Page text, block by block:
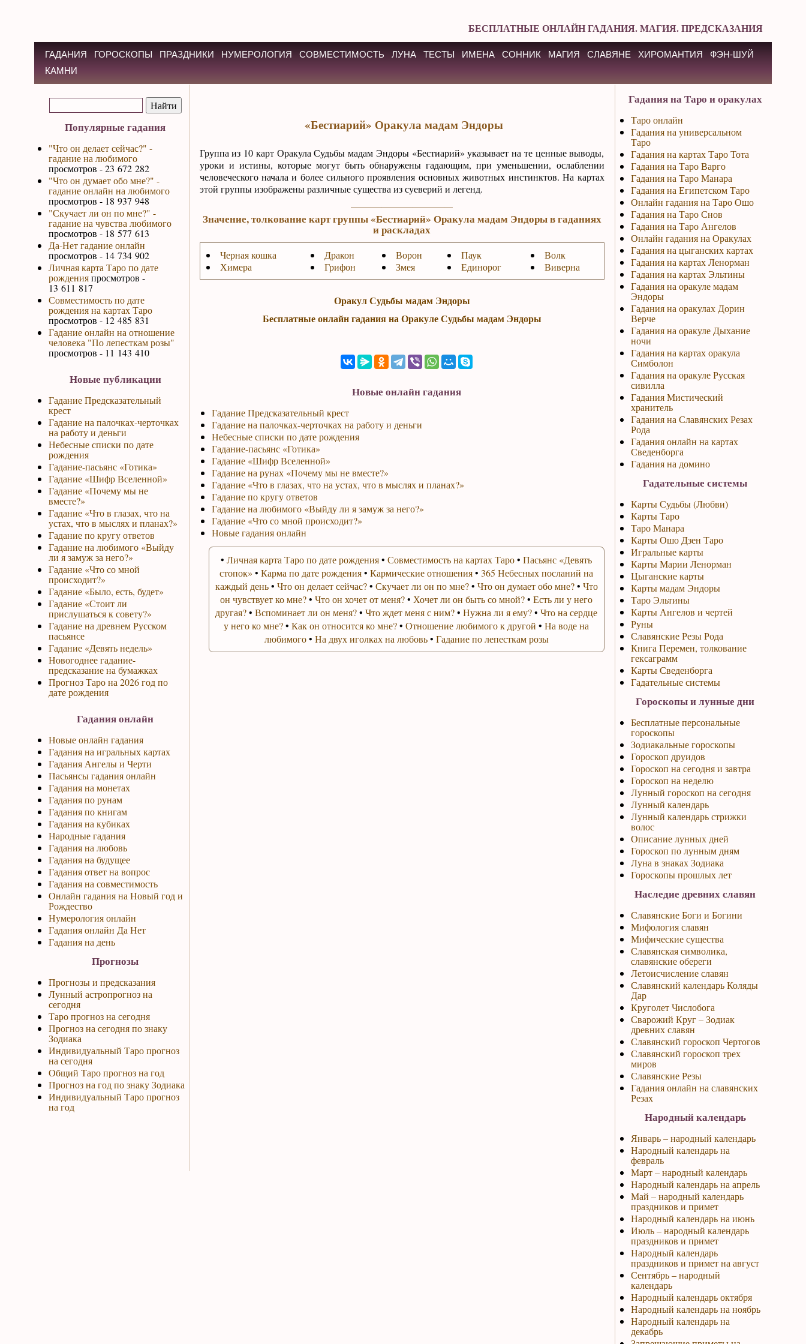
БЕСПЛАТНЫЕ ОНЛАЙН ГАДАНИЯ. МАГИЯ. ПРЕДСКАЗАНИЯ
ГАДАНИЯ ГОРОСКОПЫ ПРАЗДНИКИ НУМЕРОЛОГИЯ СОВМЕСТИМОСТЬ ЛУНА ТЕСТЫ ИМЕНА СОННИК МАГИЯ СЛАВЯНЕ ХИРОМАНТИЯ
ФЭН-ШУЙ
КАМНИ
Популярные гадания
"Что он делает сейчас?" -
гадание на любимого
просмотров - 23 672 282
"Что он думает обо мне?" -
гадание онлайн на любимого
просмотров - 18 937 948
"Скучает ли он по мне?" -
гадание на чувства любимого
просмотров - 18 577 613
Да-Нет гадание онлайн
просмотров - 14 734 902
Личная карта Таро по дате
рожденияпросмотров -
13 611 817
Совместимость по дате
рождения на картах Таро
просмотров - 12 485 831
Гадание онлайн на отношение
человека "По лепесткам розы"
просмотров - 11 143 410
Новые публикации
Гадание Предсказательный
крест
Гадание на палочках-черточках
на работу и деньги
Небесные списки по дате
рождения
Гадание-пасьянс «Готика»
Гадание «Шифр Вселенной»
Гадание «Почему мы не
вместе?»
Гадание «Что в глазах, что на
устах, что в мыслях и планах?»
Гадание по кругу ответов
Гадание на любимого «Выйду
ли я замуж за него?»
Гадание «Что со мной
происходит?»
Гадание «Было, есть, будет»
Гадание «Стоит ли
прислушаться к совету?»
Гадание на древнем Русском
пасьянсе
Гадание «Девять недель»
Новогоднее гадание-
предсказание на бумажках
Прогноз Таро на 2026 год по
дате рождения
Гадания онлайн
Новые онлайн гадания
Гадания на игральных картах
Гадания Ангелы и Черти
Пасьянсы гадания онлайн
Гадания на монетах
Гадания по рунам
Гадания по книгам
Гадания на кубиках
Народные гадания
Гадания на любовь
Гадания на будущее
Гадания ответ на вопрос
Гадания на совместимость
Онлайн гадания на Новый год и
Рождество
Нумерология онлайн
Гадания онлайн Да Нет
Гадания на день
Прогнозы
Прогнозы и предсказания
Лунный астропрогноз на
сегодня
Таро прогноз на сегодня
Прогноз на сегодня по знаку
Зодиака
Индивидуальный Таро прогноз
на сегодня
Общий Таро прогноз на год
Прогноз на год по знаку Зодиака
Индивидуальный Таро прогноз
на год
«Бестиарий» Оракула мадам Эндоры
Группа из 10 карт Оракула Судьбы мадам Эндоры «Бестиарий» указывает на те ценные выводы,
уроки и истины, которые могут быть обнаружены гадающим, при уменьшении, ослаблении
человеческого начала и более сильного проявления основных животных инстинктов. На картах
этой группы изображены различные существа из суеверий и легенд.
Значение, толкование карт группы «Бестиарий» Оракула мадам Эндоры в гаданиях
и раскладах
Черная кошка
Химера
Дракон
Грифон
Ворон
Змея
Паук
Единорог
Волк
Виверна
Оракул Судьбы мадам Эндоры
Бесплатные онлайн гадания на Оракуле Судьбы мадам Эндоры
Новые онлайн гадания
Гадание Предсказательный крест
Гадание на палочках-черточках на работу и деньги
Небесные списки по дате рождения
Гадание-пасьянс «Готика»
Гадание «Шифр Вселенной»
Гадание на рунах «Почему мы не вместе?»
Гадание «Что в глазах, что на устах, что в мыслях и планах?»
Гадание по кругу ответов
Гадание на любимого «Выйду ли я замуж за него?»
Гадание «Что со мной происходит?»
Новые гадания онлайн
• Личная карта Таро по дате рождения• Совместимость на картах Таро• Пасьянс «Девять
стопок» • Карма по дате рождения• Кармические отношения• 365 Небесных посланий на
каждый день• Что он делает сейчас?• Скучает ли он по мне?• Что он думает обо мне?• Что
он чувствует ко мне?• Что он хочет от меня?• Хочет ли он быть со мной?• Есть ли у него
другая?• Вспоминает ли он меня?• Что ждет меня с ним?• Нужна ли я ему?• Что на сердце
у него ко мне?• Как он относится ко мне?• Отношение любимого к другой • На воде на
любимого• На двух иголках на любовь• Гадание по лепесткам розы
Гадания на Таро и оракулах
Таро онлайн
Гадания на универсальном
Таро
Гадания на картах Таро Тота
Гадания на Таро Варго
Гадания на Таро Манара
Гадания на Египетском Таро
Онлайн гадания на Таро Ошо
Гадания на Таро Снов
Гадания на Таро Ангелов
Онлайн гадания на Оракулах
Гадания на цыганских картах
Гадания на картах Ленорман
Гадания на картах Эльтины
Гадания на оракуле мадам
Эндоры
Гадания на оракулах Дорин
Верче
Гадания на оракуле Дыхание
ночи
Гадания на картах оракула
Симболон
Гадания на оракуле Русская
сивилла
Гадания Мистический
хранитель
Гадания на Славянских Резах
Рода
Гадания онлайн на картах
Сведенборга
Гадания на домино
Гадательные системы
Карты Судьбы (Любви)
Карты Таро
Таро Манара
Карты Ошо Дзен Таро
Игральные карты
Карты Марии Ленорман
Цыганские карты
Карты мадам Эндоры
Таро Эльтины
Карты Ангелов и чертей
Руны
Славянские Резы Рода
Книга Перемен, толкование
гексаграмм
Карты Сведенборга
Гадательные системы
Гороскопы и лунные дни
Бесплатные персональные
гороскопы
Зодиакальные гороскопы
Гороскоп друидов
Гороскоп на сегодня и завтра
Гороскоп на неделю
Лунный гороскоп на сегодня
Лунный календарь
Лунный календарь стрижки
волос
Описание лунных дней
Гороскоп по лунным дням
Луна в знаках Зодиака
Гороскопы прошлых лет
Наследие древних славян
Славянские Боги и Богини
Мифология славян
Мифические существа
Славянская символика,
славянские обереги
Летоисчисление славян
Славянский календарь Коляды
Дар
Круголет Числобога
Сварожий Круг – Зодиак
древних славян
Славянский гороскоп Чертогов
Славянский гороскоп трех
миров
Славянские Резы
Гадания онлайн на славянских
Резах
Народный календарь
Январь – народный календарь
Народный календарь на
февраль
Март – народный календарь
Народный календарь на апрель
Май – народный календарь
праздников и примет
Народный календарь на июнь
Июль – народный календарь
праздников и примет
Народный календарь
праздников и примет на август
Сентябрь – народный
календарь
Народный календарь октября
Народный календарь на ноябрь
Народный календарь на
декабрь